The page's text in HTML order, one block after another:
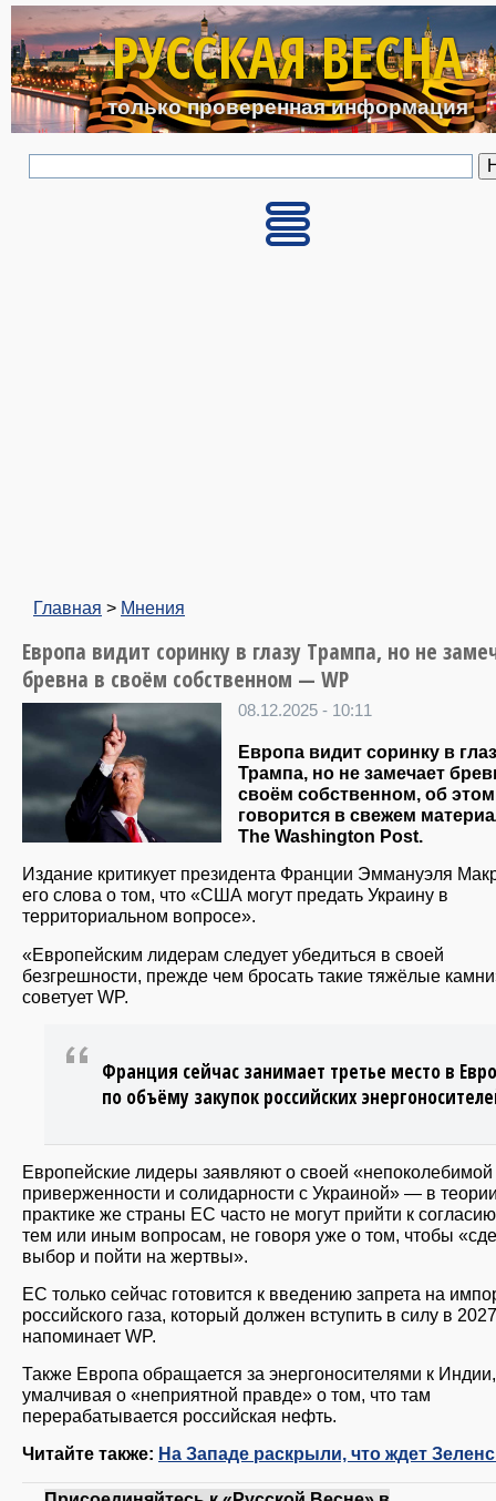
Перейти к основному
РУССКАЯ ВЕСНА
только проверенная информация
Главная > Мнения
Европа видит соринку в глазу Трампа, но не
бревна в своём собственном — WP
08.12.2025 - 10:11
Европа видит соринку в
Трампа, но не замечает
своём собственном, об этом
говорится в свежем
The Washington Post.
Издание критикует президента Франции Эммануэля
его слова о том, что «США могут предать Украину в
территориальном вопросе».
«Европейским лидерам следует убедиться в своей
безгрешности, прежде чем бросать такие тяжёлые
советует WP.
Франция сейчас занимает третье место в
по объёму закупок российских
Европейские лидеры заявляют о своей «непоколебимой
приверженности и солидарности с Украиной» — в
практике же страны ЕС часто не могут прийти к
тем или иным вопросам, не говоря уже о том, чтобы
выбор и пойти на жертвы».
ЕС только сейчас готовится к введению запрета на
российского газа, который должен вступить в силу в
напоминает WP.
Также Европа обращается за энергоносителями к Индии,
умалчивая о «неприятной правде» о том, что там
перерабатывается российская нефть.
Читайте также: На Западе раскрыли, что ждет